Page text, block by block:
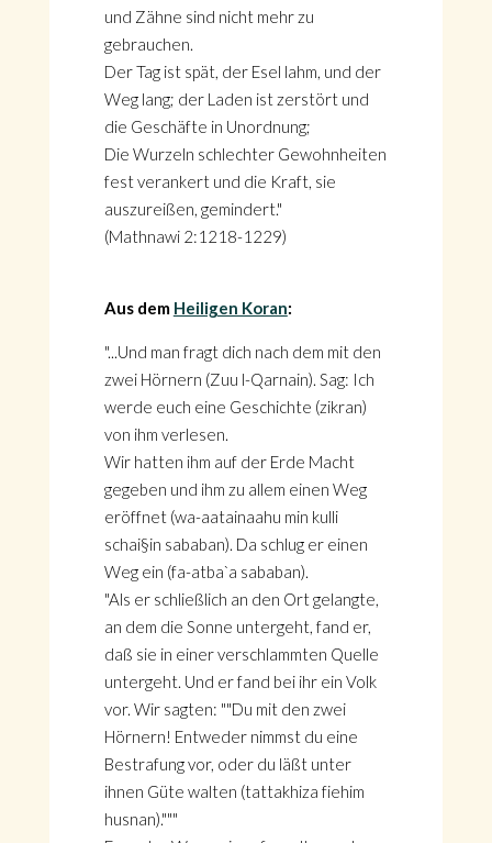
und Zähne sind nicht mehr zu
gebrauchen.
Der Tag ist spät, der Esel lahm, und der
Weg lang; der Laden ist zerstört und
die Geschäfte in Unordnung;
Die Wurzeln schlechter Gewohnheiten
fest verankert und die Kraft, sie
auszureißen, gemindert."
(Mathnawi 2:1218-1229)
Aus dem Heiligen Koran:
"...Und man fragt dich nach dem mit den
zwei Hörnern (Zuu l-Qarnain). Sag: Ich
werde euch eine Geschichte (zikran)
von ihm verlesen.
Wir hatten ihm auf der Erde Macht
gegeben und ihm zu allem einen Weg
eröffnet (wa-aatainaahu min kulli
schai§in sababan). Da schlug er einen
Weg ein (fa-atba`a sababan).
"Als er schließlich an den Ort gelangte,
an dem die Sonne untergeht, fand er,
daß sie in einer verschlammten Quelle
untergeht. Und er fand bei ihr ein Volk
vor. Wir sagten: ""Du mit den zwei
Hörnern! Entweder nimmst du eine
Bestrafung vor, oder du läßt unter
ihnen Güte walten (tattakhiza fiehim
husnan)."""